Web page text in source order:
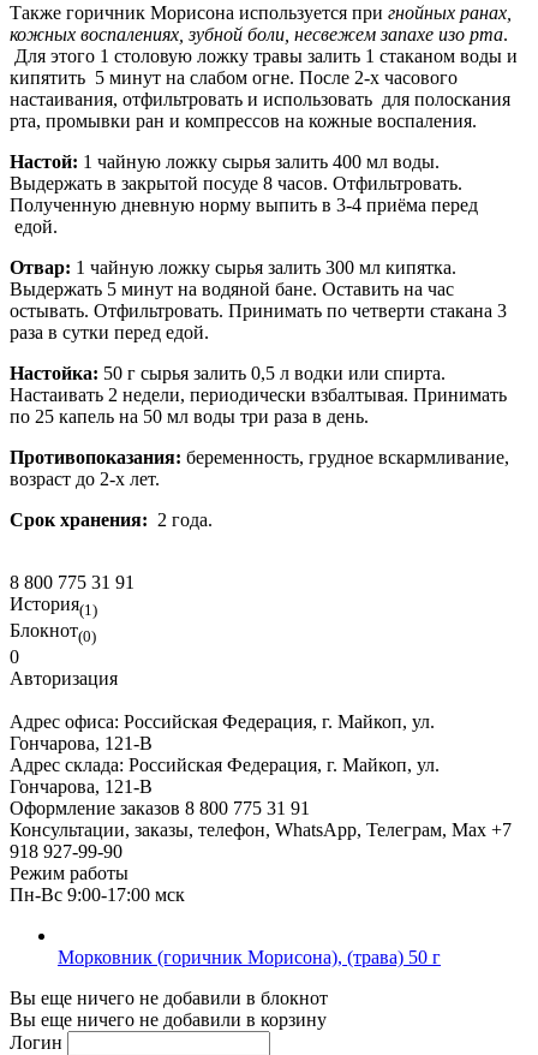
Также горичник Морисона используется при гнойных ранах,
кожных воспалениях, зубной боли, несвежем запахе изо рта.
Для этого 1 столовую ложку травы залить 1 стаканом воды и
кипятить 5 минут на слабом огне. После 2-х часового
настаивания, отфильтровать и использовать для полоскания
рта, промывки ран и компрессов на кожные воспаления.
Настой: 1 чайную ложку сырья залить 400 мл воды.
Выдержать в закрытой посуде 8 часов. Отфильтровать.
Полученную дневную норму выпить в 3-4 приёма перед
едой.
Отвар: 1 чайную ложку сырья залить 300 мл кипятка.
Выдержать 5 минут на водяной бане. Оставить на час
остывать. Отфильтровать. Принимать по четверти стакана 3
раза в сутки перед едой.
Настойка: 50 г сырья залить 0,5 л водки или спирта.
Настаивать 2 недели, периодически взбалтывая. Принимать
по 25 капель на 50 мл воды три раза в день.
Противопоказания: беременность, грудное вскармливание,
возраст до 2-х лет.
Срок хранения: 2 года.
8 800 775 31 91
История(1)
Блокнот(0)
0
Авторизация
Адрес офиса: Российская Федерация, г. Майкоп, ул.
Гончарова, 121-В
Адрес склада: Российская Федерация, г. Майкоп, ул.
Гончарова, 121-В
Оформление заказов 8 800 775 31 91
Консультации, заказы, телефон, WhatsApp, Телеграм, Мах +7
918 927-99-90
Режим работы
Пн-Вс 9:00-17:00 мск
Морковник (горичник Морисона), (трава) 50 г
Вы еще ничего не добавили в блокнот
Вы еще ничего не добавили в корзину
Логин